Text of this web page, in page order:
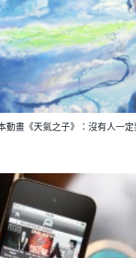
動畫《天氣之子》：沒有人一